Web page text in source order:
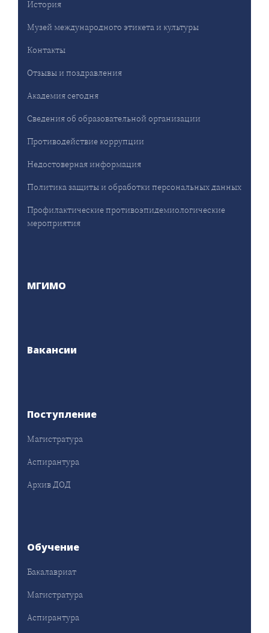
История
Музей международного этикета и культуры
Контакты
Отзывы и поздравления
Академия сегодня
Сведения об образовательной организации
Противодействие коррупции
Недостоверная информация
Политика защиты и обработки персональных данных
Профилактические противоэпидемиологические
мероприятия
МГИМО
Вакансии
Поступление
Магистратура
Аспирантура
Архив ДОД
Обучение
Бакалавриат
Магистратура
Аспирантура